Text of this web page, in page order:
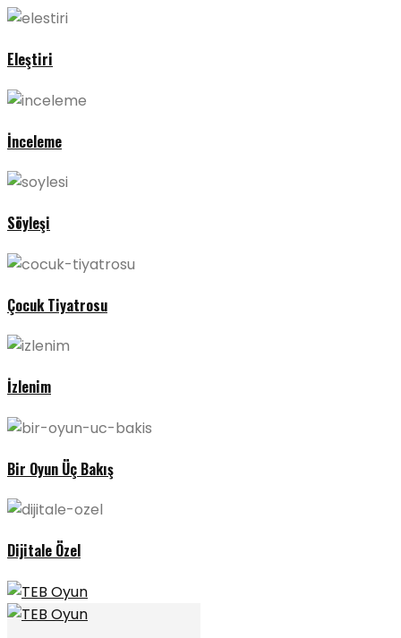
Eleştiri
İnceleme
Söyleşi
Çocuk Tiyatrosu
İzlenim
Bir Oyun Üç Bakış
Dijitale Özel